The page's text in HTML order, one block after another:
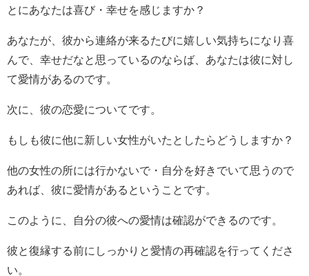
とにあなたは喜び・幸せを感じますか？
あなたが、彼から連絡が来るたびに嬉しい気持ちになり喜
んで、幸せだなと思っているのならば、あなたは彼に対し
て愛情があるのです。
次に、彼の恋愛についてです。
もしも彼に他に新しい女性がいたとしたらどうしますか？
他の女性の所には行かないで・自分を好きでいて思うので
あれば、彼に愛情があるということです。
このように、自分の彼への愛情は確認ができるのです。
彼と復縁する前にしっかりと愛情の再確認を行ってくださ
い。